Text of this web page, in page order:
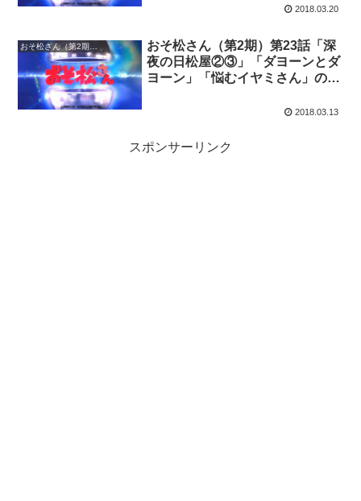
2018.03.20
おそ松さん（第2期）第23話「深
夜の日松屋②③」「ダヨーンとダ
ヨーン」「悩むイヤミさん」の感
2018.03.13
スポンサーリンク